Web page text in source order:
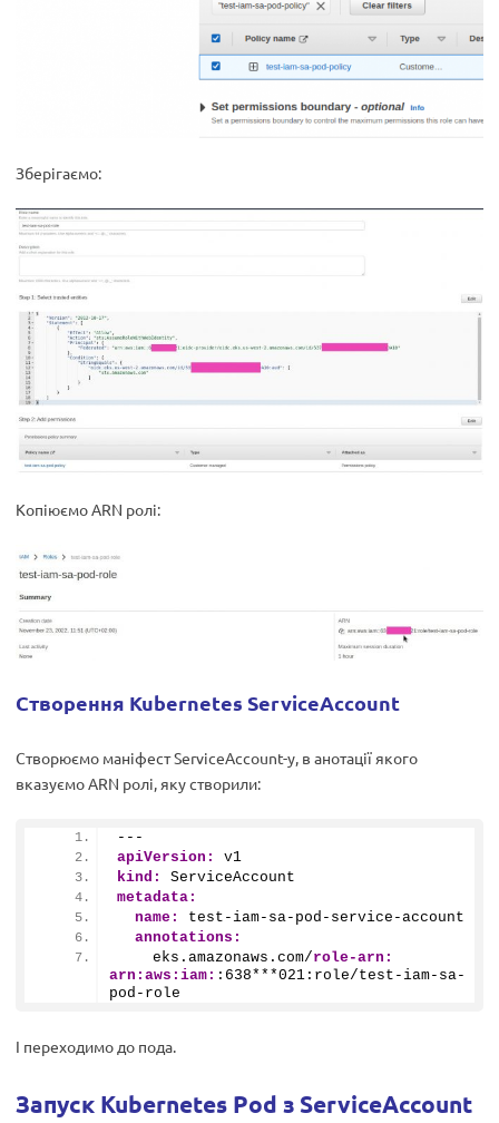
Зберігаємо:
Копіюємо ARN ролі:
Створення Kubernetes ServiceAccount
Створюємо маніфест ServiceAccount-у, в анотації якого
вказуємо ARN ролі, яку створили:
---
apiVersion:
v1
kind:
ServiceAccount
metadata:
name:
test-iam-sa-pod-service-account
annotations:
    eks.amazonaws.com/
role-arn:
arn: aws: iam: : 638***021 :role/test-iam-sa-
pod-role
І переходимо до пода.
Запуск Kubernetes Pod з ServiceAccount